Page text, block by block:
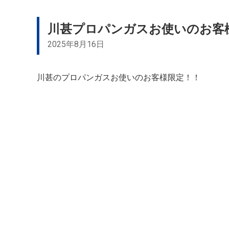
川甚プロパンガスお使いのお客
2025年8月16日
川甚のプロパンガスお使いのお客様限定！！